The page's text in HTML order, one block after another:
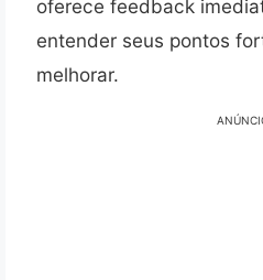
oferece feedback
entender seus pontos
melhorar.